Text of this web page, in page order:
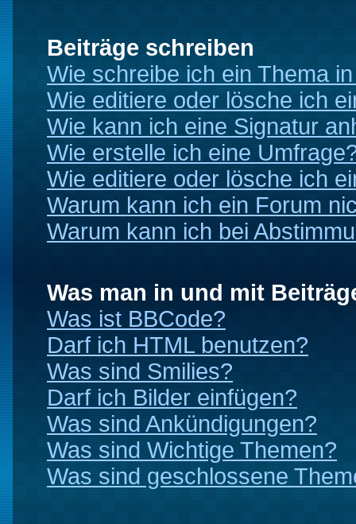
Beiträge schreiben
Wie schreibe ich ein Thema
Wie editiere oder lösche ich
Wie kann ich eine Signatur
Wie erstelle ich eine
Wie editiere oder lösche ich
Warum kann ich ein Forum
Warum kann ich bei
Was man in und mit
Was ist BBCode?
Darf ich HTML benutzen?
Was sind Smilies?
Darf ich Bilder einfügen?
Was sind Ankündigungen?
Was sind Wichtige Themen?
Was sind geschlossene